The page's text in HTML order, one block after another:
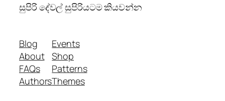
සුපිරි දේවල් සුපිරියටම කියවන්න
Blog
About
FAQs
Authors
Events
Shop
Patterns
Themes